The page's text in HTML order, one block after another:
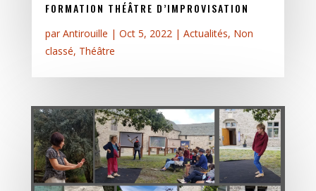
FORMATION THÉÂTRE D’IMPROVISATION
parAntirouille | Oct 5, 2022| Actualités, Non
classé, Théâtre